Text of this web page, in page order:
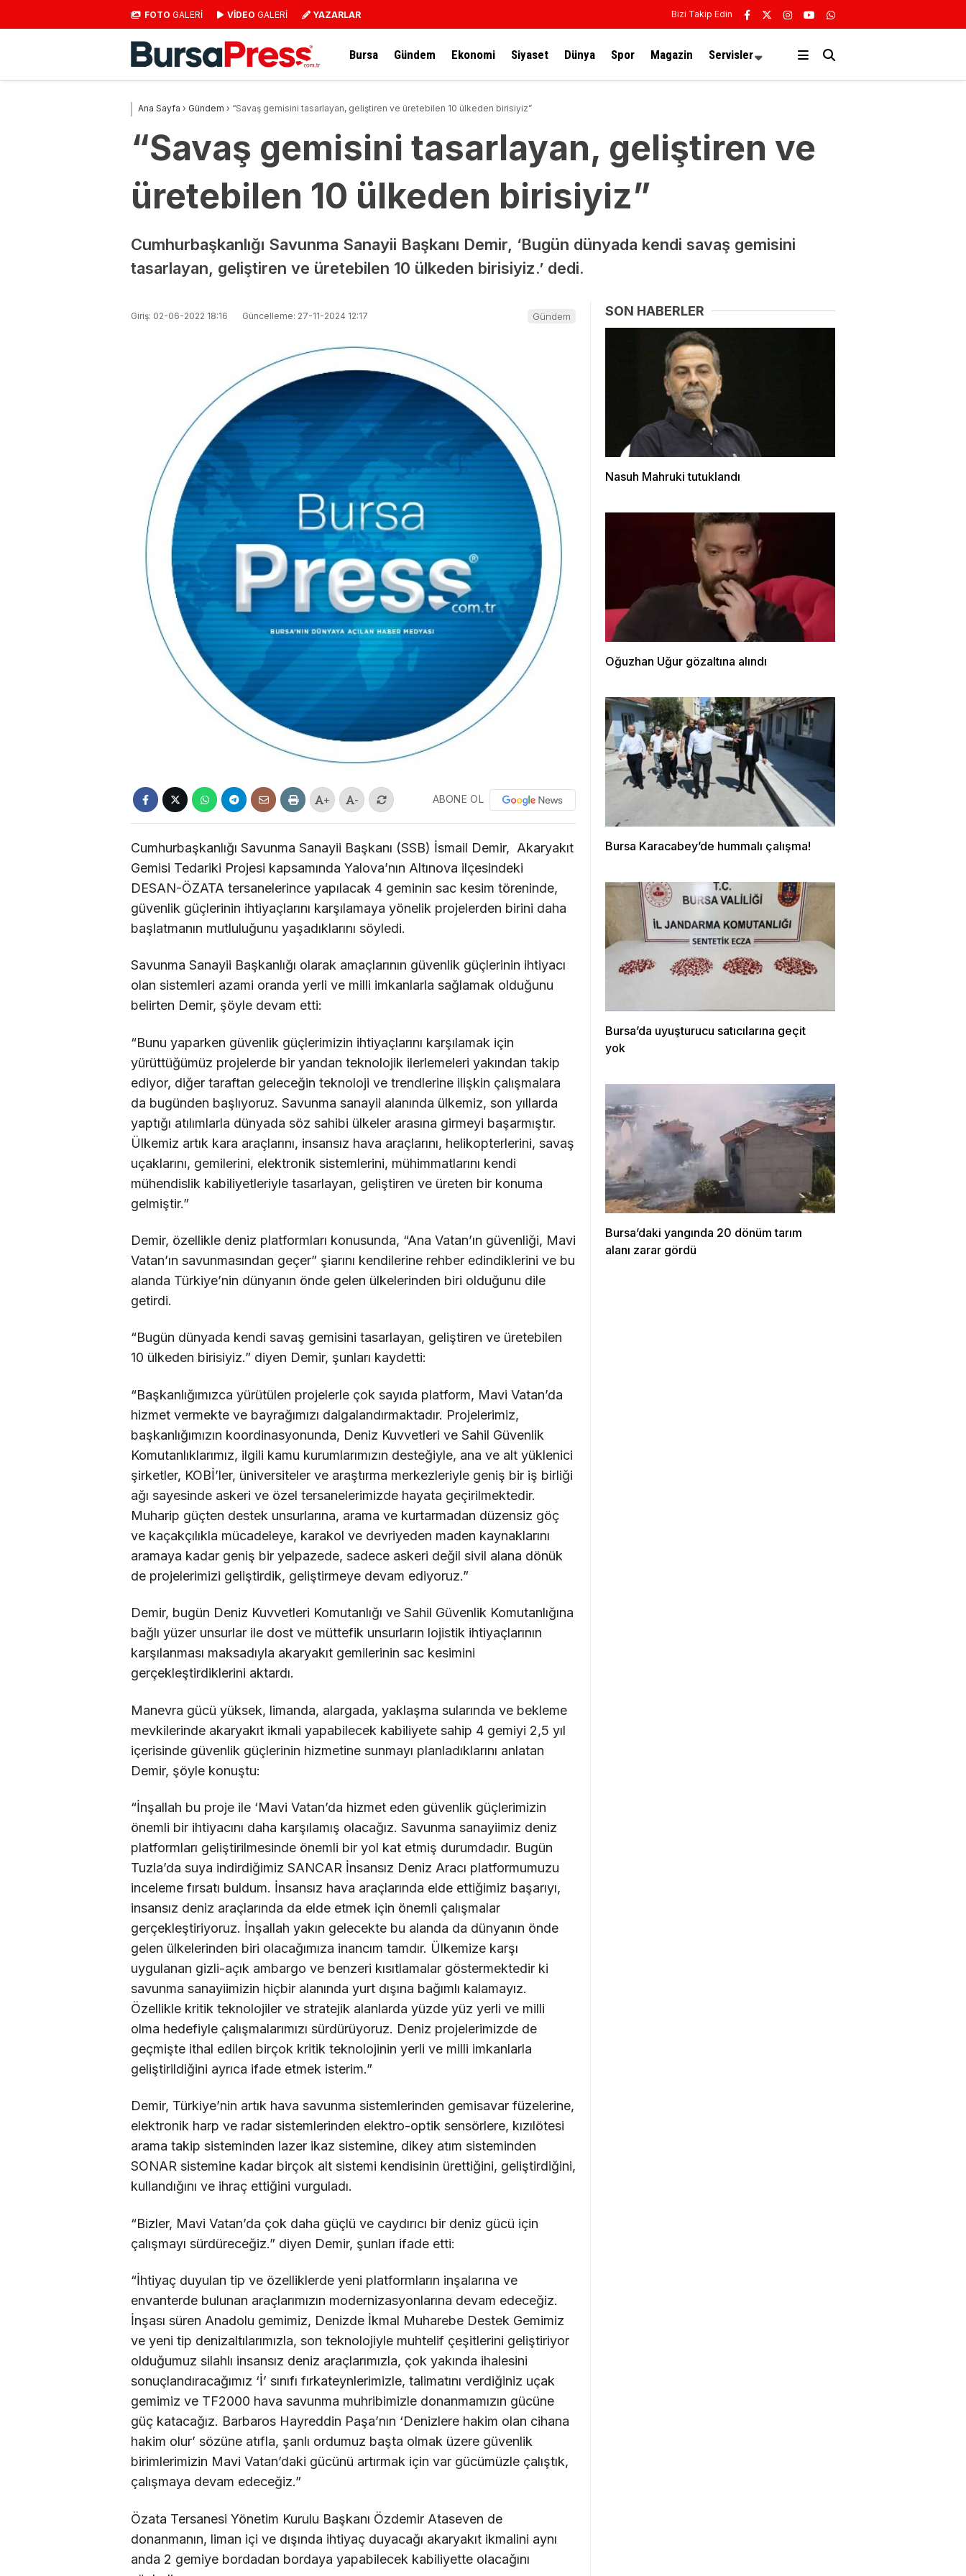
FOTO GALERİ VİDEO GALERİ YAZARLAR Bizi Takip Edin
Bursa Gündem Ekonomi Siyaset Dünya Spor Magazin Servisler
Ana Sayfa › Gündem › “Savaş gemisini tasarlayan, geliştiren ve üretebilen 10 ülkeden birisiyiz”
“Savaş gemisini tasarlayan, geliştiren ve
üretebilen 10 ülkeden birisiyiz”
Cumhurbaşkanlığı Savunma Sanayii Başkanı Demir, ‘Bugün dünyada kendi savaş gemisini
tasarlayan, geliştiren ve üretebilen 10 ülkeden birisiyiz.’ dedi.
Giriş: 02-06-2022 18:16 Güncelleme: 27-11-2024 12:17 Gündem
+ - ABONE OL
Cumhurbaşkanlığı Savunma Sanayii Başkanı (SSB) İsmail Demir, Akaryakıt
Gemisi Tedariki Projesi kapsamında Yalova’nın Altınova ilçesindeki
DESAN-ÖZATA tersanelerince yapılacak 4 geminin sac kesim töreninde,
güvenlik güçlerinin ihtiyaçlarını karşılamaya yönelik projelerden birini daha
başlatmanın mutluluğunu yaşadıklarını söyledi.
Savunma Sanayii Başkanlığı olarak amaçlarının güvenlik güçlerinin ihtiyacı
olan sistemleri azami oranda yerli ve milli imkanlarla sağlamak olduğunu
belirten Demir, şöyle devam etti:
“Bunu yaparken güvenlik güçlerimizin ihtiyaçlarını karşılamak için
yürüttüğümüz projelerde bir yandan teknolojik ilerlemeleri yakından takip
ediyor, diğer taraftan geleceğin teknoloji ve trendlerine ilişkin çalışmalara
da bugünden başlıyoruz. Savunma sanayii alanında ülkemiz, son yıllarda
yaptığı atılımlarla dünyada söz sahibi ülkeler arasına girmeyi başarmıştır.
Ülkemiz artık kara araçlarını, insansız hava araçlarını, helikopterlerini, savaş
uçaklarını, gemilerini, elektronik sistemlerini, mühimmatlarını kendi
mühendislik kabiliyetleriyle tasarlayan, geliştiren ve üreten bir konuma
gelmiştir.”
Demir, özellikle deniz platformları konusunda, “Ana Vatan’ın güvenliği, Mavi
Vatan’ın savunmasından geçer” şiarını kendilerine rehber edindiklerini ve bu
alanda Türkiye’nin dünyanın önde gelen ülkelerinden biri olduğunu dile
getirdi.
“Bugün dünyada kendi savaş gemisini tasarlayan, geliştiren ve üretebilen
10 ülkeden birisiyiz.” diyen Demir, şunları kaydetti:
“Başkanlığımızca yürütülen projelerle çok sayıda platform, Mavi Vatan’da
hizmet vermekte ve bayrağımızı dalgalandırmaktadır. Projelerimiz,
başkanlığımızın koordinasyonunda, Deniz Kuvvetleri ve Sahil Güvenlik
Komutanlıklarımız, ilgili kamu kurumlarımızın desteğiyle, ana ve alt yüklenici
şirketler, KOBİ’ler, üniversiteler ve araştırma merkezleriyle geniş bir iş birliği
ağı sayesinde askeri ve özel tersanelerimizde hayata geçirilmektedir.
Muharip güçten destek unsurlarına, arama ve kurtarmadan düzensiz göç
ve kaçakçılıkla mücadeleye, karakol ve devriyeden maden kaynaklarını
aramaya kadar geniş bir yelpazede, sadece askeri değil sivil alana dönük
de projelerimizi geliştirdik, geliştirmeye devam ediyoruz.”
Demir, bugün Deniz Kuvvetleri Komutanlığı ve Sahil Güvenlik Komutanlığına
bağlı yüzer unsurlar ile dost ve müttefik unsurların lojistik ihtiyaçlarının
karşılanması maksadıyla akaryakıt gemilerinin sac kesimini
gerçekleştirdiklerini aktardı.
Manevra gücü yüksek, limanda, alargada, yaklaşma sularında ve bekleme
mevkilerinde akaryakıt ikmali yapabilecek kabiliyete sahip 4 gemiyi 2,5 yıl
içerisinde güvenlik güçlerinin hizmetine sunmayı planladıklarını anlatan
Demir, şöyle konuştu:
“İnşallah bu proje ile ‘Mavi Vatan’da hizmet eden güvenlik güçlerimizin
önemli bir ihtiyacını daha karşılamış olacağız. Savunma sanayiimiz deniz
platformları geliştirilmesinde önemli bir yol kat etmiş durumdadır. Bugün
Tuzla’da suya indirdiğimiz SANCAR İnsansız Deniz Aracı platformumuzu
inceleme fırsatı buldum. İnsansız hava araçlarında elde ettiğimiz başarıyı,
insansız deniz araçlarında da elde etmek için önemli çalışmalar
gerçekleştiriyoruz. İnşallah yakın gelecekte bu alanda da dünyanın önde
gelen ülkelerinden biri olacağımıza inancım tamdır. Ülkemize karşı
uygulanan gizli-açık ambargo ve benzeri kısıtlamalar göstermektedir ki
savunma sanayiimizin hiçbir alanında yurt dışına bağımlı kalamayız.
Özellikle kritik teknolojiler ve stratejik alanlarda yüzde yüz yerli ve milli
olma hedefiyle çalışmalarımızı sürdürüyoruz. Deniz projelerimizde de
geçmişte ithal edilen birçok kritik teknolojinin yerli ve milli imkanlarla
geliştirildiğini ayrıca ifade etmek isterim.”
Demir, Türkiye’nin artık hava savunma sistemlerinden gemisavar füzelerine,
elektronik harp ve radar sistemlerinden elektro-optik sensörlere, kızılötesi
arama takip sisteminden lazer ikaz sistemine, dikey atım sisteminden
SONAR sistemine kadar birçok alt sistemi kendisinin ürettiğini, geliştirdiğini,
kullandığını ve ihraç ettiğini vurguladı.
“Bizler, Mavi Vatan’da çok daha güçlü ve caydırıcı bir deniz gücü için
çalışmayı sürdüreceğiz.” diyen Demir, şunları ifade etti:
“İhtiyaç duyulan tip ve özelliklerde yeni platformların inşalarına ve
envanterde bulunan araçlarımızın modernizasyonlarına devam edeceğiz.
İnşası süren Anadolu gemimiz, Denizde İkmal Muharebe Destek Gemimiz
ve yeni tip denizaltılarımızla, son teknolojiyle muhtelif çeşitlerini geliştiriyor
olduğumuz silahlı insansız deniz araçlarımızla, çok yakında ihalesini
sonuçlandıracağımız ‘İ’ sınıfı fırkateynlerimizle, talimatını verdiğiniz uçak
gemimiz ve TF2000 hava savunma muhribimizle donanmamızın gücüne
güç katacağız. Barbaros Hayreddin Paşa’nın ‘Denizlere hakim olan cihana
hakim olur’ sözüne atıfla, şanlı ordumuz başta olmak üzere güvenlik
birimlerimizin Mavi Vatan’daki gücünü artırmak için var gücümüzle çalıştık,
çalışmaya devam edeceğiz.”
Özata Tersanesi Yönetim Kurulu Başkanı Özdemir Ataseven de
donanmanın, liman içi ve dışında ihtiyaç duyacağı akaryakıt ikmalini aynı
anda 2 gemiye bordadan bordaya yapabilecek kabiliyette olacağını
SON HABERLER
Nasuh Mahruki tutuklandı
Oğuzhan Uğur gözaltına alındı
Bursa Karacabey’de hummalı çalışma!
Bursa’da uyuşturucu satıcılarına geçit
yok
Bursa’daki yangında 20 dönüm tarım
alanı zarar gördü